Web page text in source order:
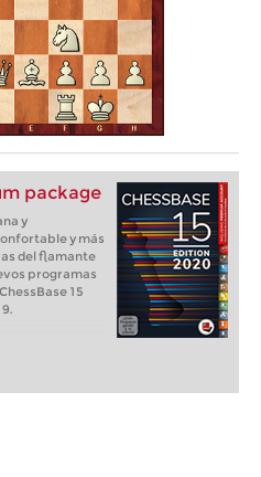
package
y
y más
del flamante
programas
15